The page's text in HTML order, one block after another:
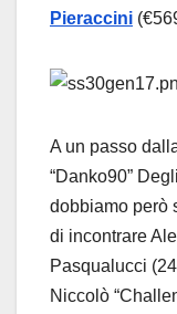
Pieraccini
A un passo
“Danko90”
dobbiamo però
di incontrare
Pasqualucci
Niccolò